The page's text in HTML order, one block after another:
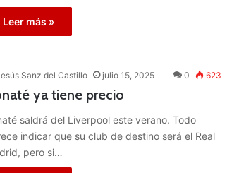
Leer más »
Sanz del Castillo julio 15, 2025 0 623
ya tiene precio
saldrá del Liverpool este verano. Todo
indicar que su club de destino será el Real
pero si…